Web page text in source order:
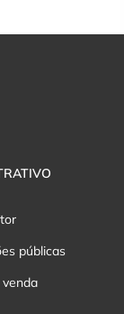
públicas